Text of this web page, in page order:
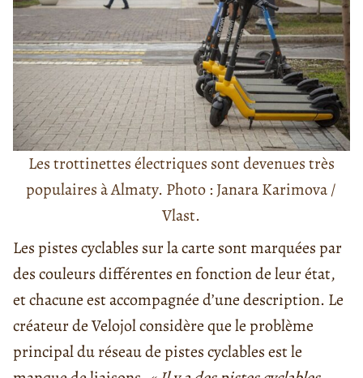
Les trottinettes électriques sont devenues très
populaires à Almaty. Photo : Janara Karimova /
Vlast.
Les pistes cyclables sur la carte sont marquées par
des couleurs différentes en fonction de leur état,
et chacune est accompagnée d’une description. Le
créateur de Velojol considère que le problème
principal du réseau de pistes cyclables est le